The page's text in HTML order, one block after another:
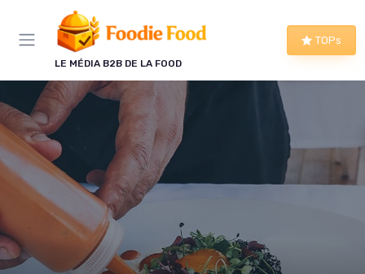
LE MÉDIA B2B DE LA FOOD
TOPs
Panneau de gestion des cookies